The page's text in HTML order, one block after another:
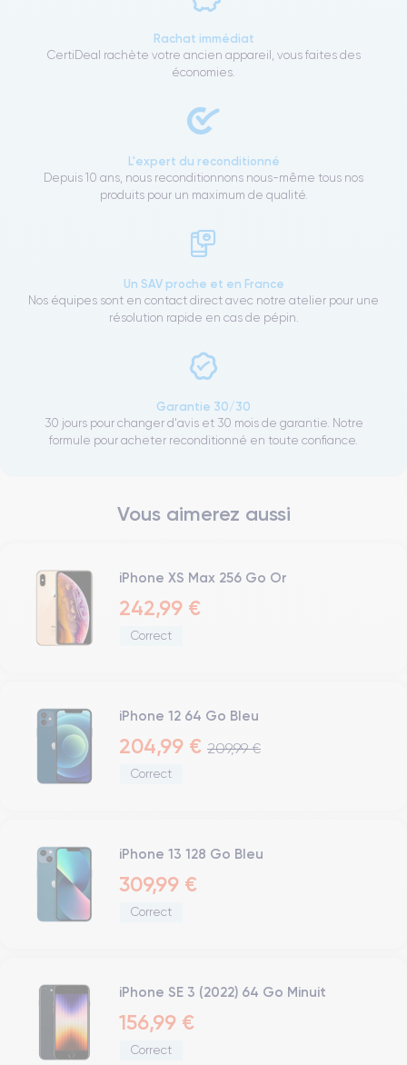
Rachat immédiat
CertiDeal rachète votre ancien appareil, vous faites des
économies.
L'expert du reconditionné
Depuis 10 ans, nous reconditionnons nous-même tous nos
produits pour un maximum de qualité.
Un SAV proche et en France
Nos équipes sont en contact direct avec notre atelier pour une
résolution rapide en cas de pépin.
Garantie 30/30
30 jours pour changer d'avis et 30 mois de garantie. Notre
formule pour acheter reconditionné en toute confiance.
Vous aimerez aussi
iPhone XS Max 256 Go Or
242,99 €
Correct
iPhone 12 64 Go Bleu
204,99 € 209,99 €
Correct
iPhone 13 128 Go Bleu
309,99 €
Correct
iPhone SE 3 (2022) 64 Go Minuit
156,99 €
Correct